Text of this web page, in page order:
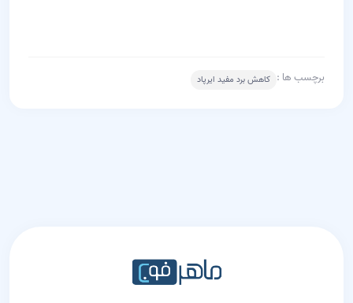
برچسب ها : کاهش برد مفید ایرپاد